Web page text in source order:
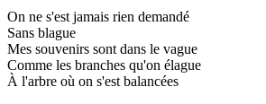
On ne s'est jamais rien demandé
Sans blague
Mes souvenirs sont dans le vague
Comme les branches qu'on élague
À l'arbre où on s'est balancées